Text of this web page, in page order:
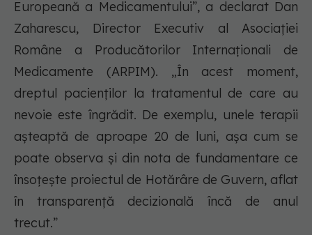
Europeană a Medicamentului”, a declarat Dan
Zaharescu, Director Executiv al Asociației
Române a Producătorilor Internaționali de
Medicamente (ARPIM). „În acest moment,
dreptul pacienților la tratamentul de care au
nevoie este îngrădit. De exemplu, unele terapii
așteaptă de aproape 20 de luni, așa cum se
poate observa și din nota de fundamentare ce
însoțește proiectul de Hotărâre de Guvern, aflat
în transparență decizională încă de anul
trecut.”